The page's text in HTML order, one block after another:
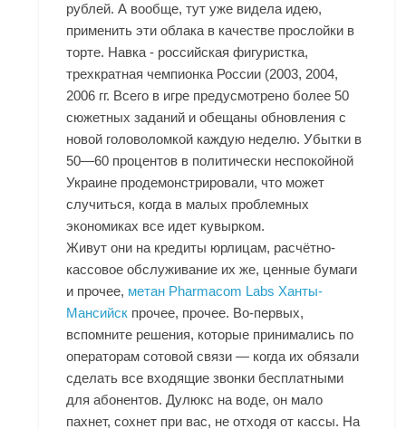
рублей. А вообще, тут уже видела идею,
применить эти облака в качестве прослойки в
торте. Навка - российская фигуристка,
трехкратная чемпионка России (2003, 2004,
2006 гг. Всего в игре предусмотрено более 50
сюжетных заданий и обещаны обновления с
новой головоломкой каждую неделю. Убытки в
50—60 процентов в политически неспокойной
Украине продемонстрировали, что может
случиться, когда в малых проблемных
экономиках все идет кувырком.
Живут они на кредиты юрлицам, расчётно-
кассовое обслуживание их же, ценные бумаги
и прочее, метан Pharmacom Labs Ханты-
Мансийск прочее, прочее. Во-первых,
вспомните решения, которые принимались по
операторам сотовой связи — когда их обязали
сделать все входящие звонки бесплатными
для абонентов. Дулюкс на воде, он мало
пахнет, сохнет при вас, не отходя от кассы. На